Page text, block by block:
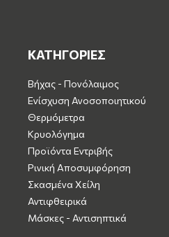
ΚΑΤΗΓΟΡΙΕΣ
Βήχας - Πονόλαιμος
Ενίσχυση Ανοσοποιητικού
Θερμόμετρα
Κρυολόγημα
Προϊόντα Εντριβής
Ρινική Αποσυμφόρηση
Σκασμένα Χείλη
Αντιφθειρικά
Μάσκες - Αντισηπτικά